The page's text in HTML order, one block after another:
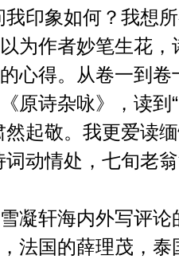
我印象如何？我想
为作者妙笔生花
心得。从卷一到
原诗杂咏》，读到
然起敬。我更爱读
动情处，七旬老
轩海内外写评论
法国的薛理茂，